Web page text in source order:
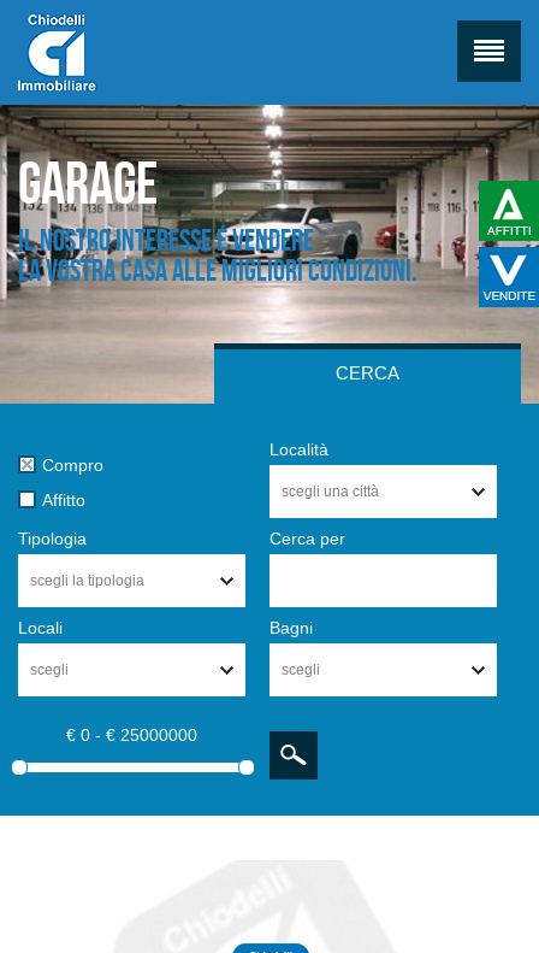
Garage
Il nostro interesse é vendere
la vostra casa alle migliori condizioni.
CERCA
Compro
Affitto
Località
scegli una città
Tipologia
scegli la tipologia
Cerca per
Locali
scegli
Bagni
scegli
€ 0 - € 25000000